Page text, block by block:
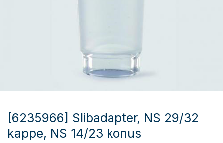
[6235966] Slibadapter, NS 29/32
kappe, NS 14/23 konus